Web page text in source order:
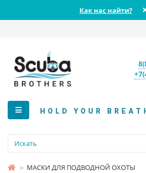
Как нас найти?
HOLD YOUR
МАСКИ ДЛЯ ПОДВОДНОЙ ОХОТЫ